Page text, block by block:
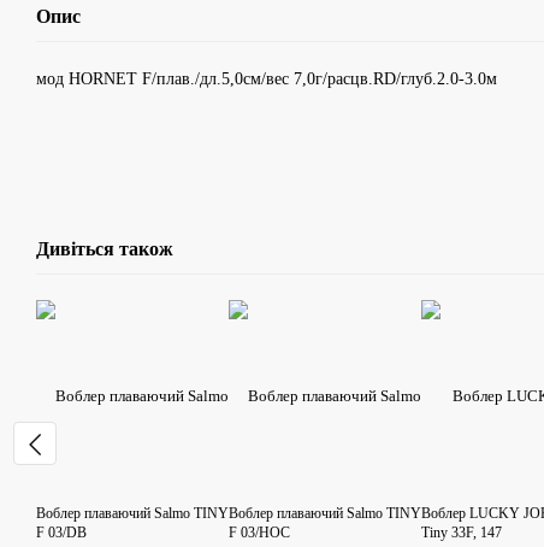
Опис
мод HORNET F/плав./дл.5,0см/вес 7,0г/расцв.RD/глуб.2.0-3.0м
Дивіться також
Воблер плаваючий Salmo TINY
F 03/DB
Воблер плаваючий Salmo TINY
F 03/HOC
Воблер LUCKY
Tiny 33F, 147